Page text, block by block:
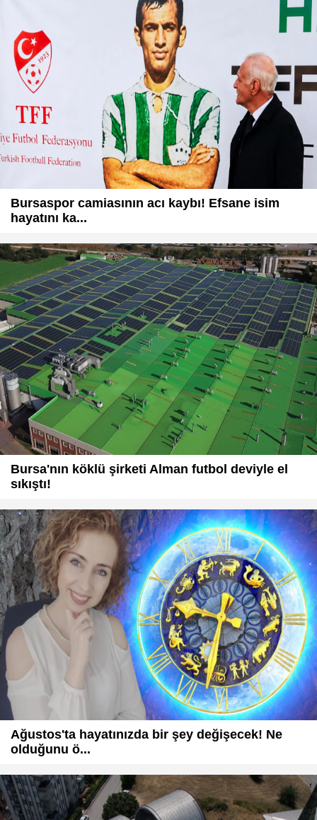
Bursaspor camiasının acı kaybı! Efsane isim
hayatını ka...
Bursa'nın köklü şirketi Alman futbol deviyle el
sıkıştı!
Ağustos'ta hayatınızda bir şey değişecek! Ne
olduğunu ö...